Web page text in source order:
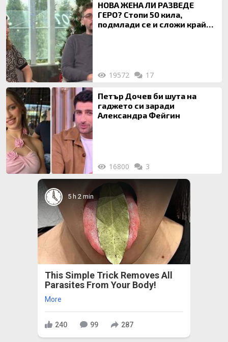
НОВА ЖЕНА ЛИ РАЗВЕДЕ
ГЕРО? Стопи 50 кила,
подмлади се и сложи край
19572 17
Петър Дочев би шута на
гаджето си заради
Александра Фейгин
16800 3
5 h 2 min
This Simple Trick Removes All
Parasites From Your Body!
More
240 99 287